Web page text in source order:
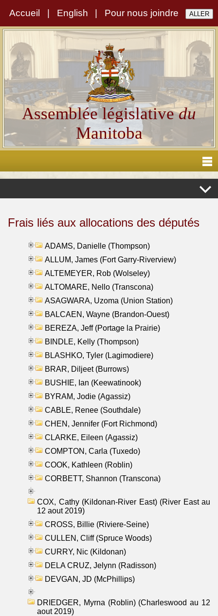
Accueil English Pour nous joindre
Assemblée législativedu
Manitoba
Frais liés aux allocations des députés
ADAMS, Danielle (Thompson)
ALLUM, James (Fort Garry-Riverview)
ALTEMEYER, Rob (Wolseley)
ALTOMARE, Nello (Transcona)
ASAGWARA, Uzoma (Union Station)
BALCAEN, Wayne (Brandon-Ouest)
BEREZA, Jeff (Portage la Prairie)
BINDLE, Kelly (Thompson)
BLASHKO, Tyler (Lagimodiere)
BRAR, Diljeet (Burrows)
BUSHIE, Ian (Keewatinook)
BYRAM, Jodie (Agassiz)
CABLE, Renee (Southdale)
CHEN, Jennifer (Fort Richmond)
CLARKE, Eileen (Agassiz)
COMPTON, Carla (Tuxedo)
COOK, Kathleen (Roblin)
CORBETT, Shannon (Transcona)
COX, Cathy (Kildonan-River East) (River East au
12 aout 2019)
CROSS, Billie (Riviere-Seine)
CULLEN, Cliff (Spruce Woods)
CURRY, Nic (Kildonan)
DELA CRUZ, Jelynn (Radisson)
DEVGAN, JD (McPhillips)
DRIEDGER, Myrna (Roblin) (Charleswood au 12
aout 2019)